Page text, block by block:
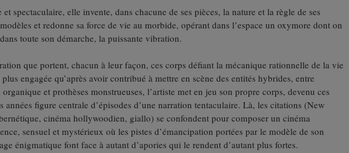
et spectaculaire, elle invente, dans chacune de ses pièces, la nature et la règle de ses
et redonne sa force de vie au morbide, opérant dans l’espace un oxymore dont on
toute son démarche, la puissante vibration.
que portent, chacun à leur façon, ces corps défiant la mécanique rationnelle de la vie
plus engagée qu’après avoir contribué à mettre en scène des entités hybrides, entre
organique et prothèses monstrueuses, l’artiste met en jeu son propre corps, devenu ces
années figure centrale d’épisodes d’une narration tentaculaire. Là, les citations (New
cinéma hollywoodien, giallo) se confondent pour composer un cinéma
sensuel et mystérieux où les pistes d’émancipation portées par le modèle de son
énigmatique font face à autant d’apories qui le rendent d’autant plus fortes.